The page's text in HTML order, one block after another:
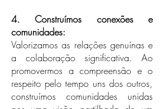
4. Construímos conexões e
comunidades:
Valorizamos as relações genuínas e
a colaboração significativa. Ao
promovermos a compreensão e o
respeito pelo tempo uns dos outros,
construímos comunidades unidas